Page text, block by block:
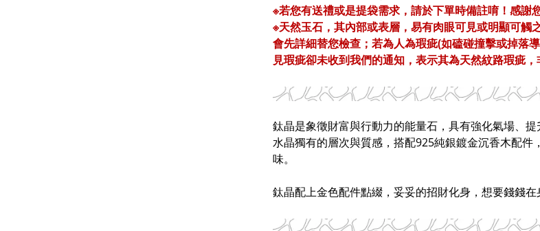
※若您有送禮或是提袋需求，請於下單時備註唷！感謝
※天然玉石，其內部或表層，易有肉眼可見或明顯可
會先詳細替您檢查；若為人為瑕疵(如磕碰撞擊或掉落
見瑕疵卻未收到我們的通知，表示其為天然紋路瑕疵，
鈦晶是象徵財富與行動力的能量石，具有強化氣場、
水晶獨有的層次與質感，搭配925純銀鍍金沉香木配
味。
鈦晶配上金色配件點綴，妥妥的招財化身，想要錢錢